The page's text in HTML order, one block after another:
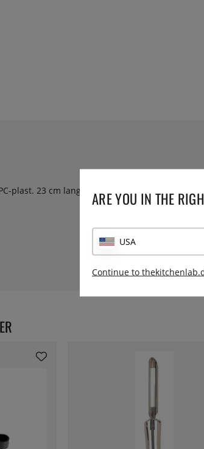
plast. 23 cm lang. ARE YOU IN THE
USA
Continue to